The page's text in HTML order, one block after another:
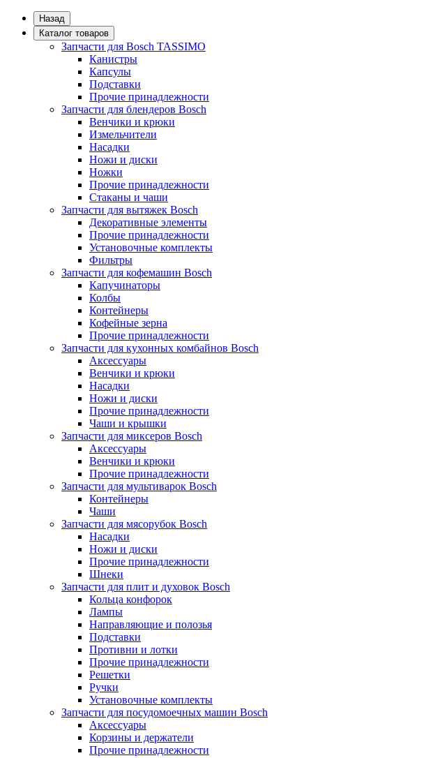
Назад
Каталог товаров
Запчасти для Bosch TASSIMO
Канистры
Капсулы
Подставки
Прочие принадлежности
Запчасти для блендеров Bosch
Венчики и крюки
Измельчители
Насадки
Ножи и диски
Ножки
Прочие принадлежности
Стаканы и чаши
Запчасти для вытяжек Bosch
Декоративные элементы
Прочие принадлежности
Установочные комплекты
Фильтры
Запчасти для кофемашин Bosch
Капучинаторы
Колбы
Контейнеры
Кофейные зерна
Прочие принадлежности
Запчасти для кухонных комбайнов Bosch
Аксессуары
Венчики и крюки
Насадки
Ножи и диски
Прочие принадлежности
Чаши и крышки
Запчасти для миксеров Bosch
Аксессуары
Венчики и крюки
Прочие принадлежности
Запчасти для мультиварок Bosch
Контейнеры
Чаши
Запчасти для мясорубок Bosch
Насадки
Ножи и диски
Прочие принадлежности
Шнеки
Запчасти для плит и духовок Bosch
Кольца конфорок
Лампы
Направляющие и полозья
Подставки
Противни и лотки
Прочие принадлежности
Решетки
Ручки
Установочные комплекты
Запчасти для посудомоечных машин Bosch
Аксессуары
Корзины и держатели
Прочие принадлежности